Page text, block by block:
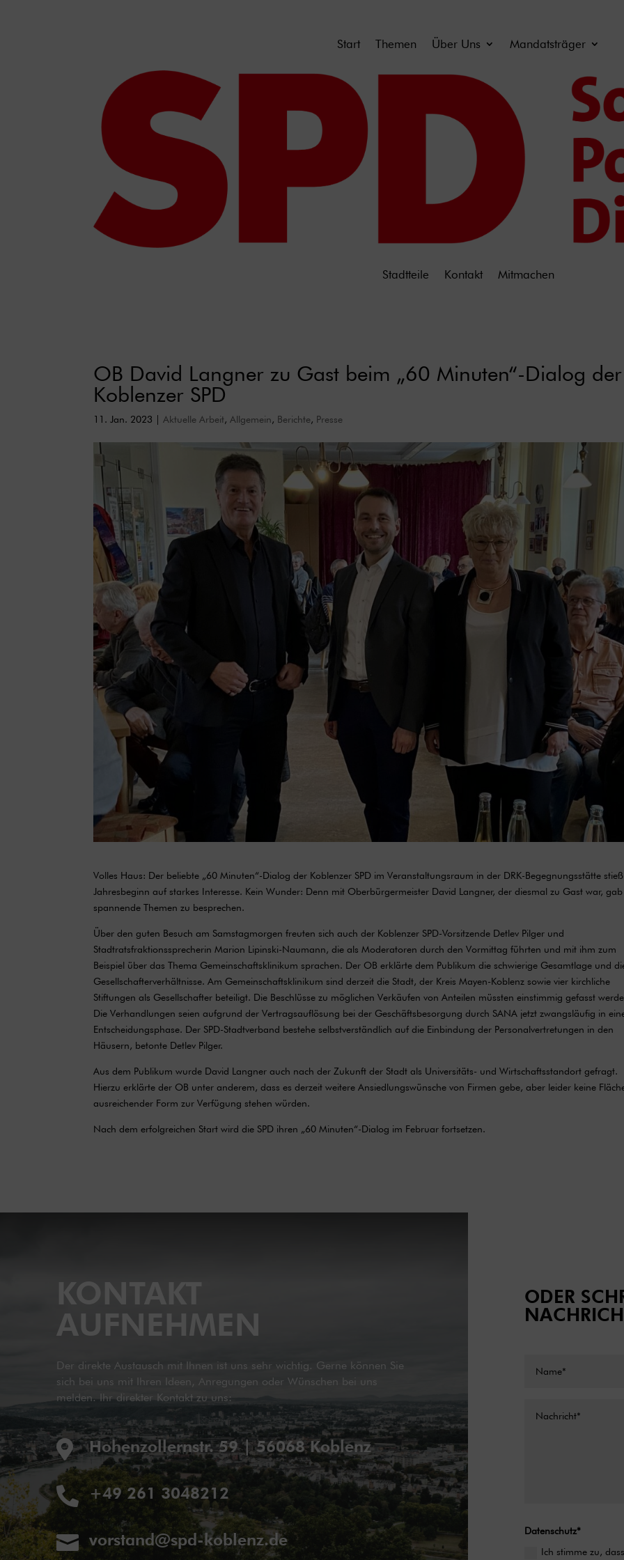
Start Themen Über Uns Mandatsträger
Stadtteile Kontakt Mitmachen
OB David Langner zu Gast beim „60 Minuten“-Dialog der
Koblenzer SPD
11. Jan. 2023 Aktuelle Arbeit, Allgemein, Berichte, Presse
Volles Haus: Der beliebte „60 Minuten“-Dialog der Koblenzer SPD im Veranstaltungsraum in der DRK-Begegnungsstätte
Jahresbeginn auf starkes Interesse. Kein Wunder: Denn mit Oberbürgermeister David Langner, der diesmal zu Gast war, gab
spannende Themen zu besprechen.
Über den guten Besuch am Samstagmorgen freuten sich auch der Koblenzer SPD-Vorsitzende Detlev Pilger und
Stadtratsfraktionssprecherin Marion Lipinski-Naumann, die als Moderatoren durch den Vormittag führten und mit ihm zum
Beispiel über das Thema Gemeinschaftsklinikum sprachen. Der OB erklärte dem Publikum die schwierige Gesamtlage und
Gesellschafterverhältnisse. Am Gemeinschaftsklinikum sind derzeit die Stadt, der Kreis Mayen-Koblenz sowie vier kirchliche
Stiftungen als Gesellschafter beteiligt. Die Beschlüsse zu möglichen Verkäufen von Anteilen müssten einstimmig gefasst
Die Verhandlungen seien aufgrund der Vertragsauflösung bei der Geschäftsbesorgung durch SANA jetzt zwangsläufig in
Entscheidungsphase. Der SPD-Stadtverband bestehe selbstverständlich auf die Einbindung der Personalvertretungen in den
Häusern, betonte Detlev Pilger.
Aus dem Publikum wurde David Langner auch nach der Zukunft der Stadt als Universitäts- und Wirtschaftsstandort gefragt.
Hierzu erklärte der OB unter anderem, dass es derzeit weitere Ansiedlungswünsche von Firmen gebe, aber leider keine
ausreichender Form zur Verfügung stehen würden.
Nach dem erfolgreichen Start wird die SPD ihren „60 Minuten“-Dialog im Februar fortsetzen.
KONTAKT
AUFNEHMEN
Der direkte Austausch mit Ihnen ist uns sehr wichtig. Gerne können Sie
sich bei uns mit Ihren Ideen, Anregungen oder Wünschen bei uns
melden. Ihr direkter Kontakt zu uns:
 Hohenzollernstr. 59 | 56068 Koblenz
 +49 261 3048212
 vorstand@spd-koblenz.de
ODER
Datenschutz*
Ich stimme zu,